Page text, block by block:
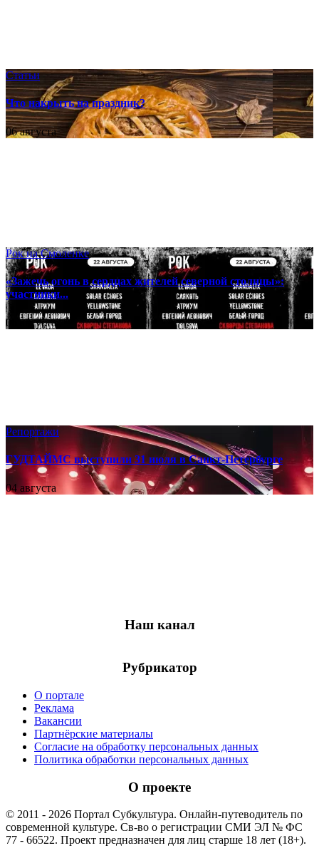
Статьи
Что накрыть на праздник?
06 августа
Рок на Смоленке
«Зажечь огонь в сердцах жителей северной столицы»:
участники...
06 августа
Репортажи
ГУДТАЙМС выступили 31 июля в Санкт-Петербурге
04 августа
Наш канал
Рубрикатор
О портале
Реклама
Вакансии
Партнёрские материалы
Согласие на обработку персональных данных
Политика обработки персональных данных
О проекте
© 2011 - 2026 Портал Субкультура. Онлайн-путеводитель по
современной культуре. Св-во о регистрации СМИ ЭЛ № ФС
77 - 66522. Проект предназначен для лиц старше 18 лет (18+).